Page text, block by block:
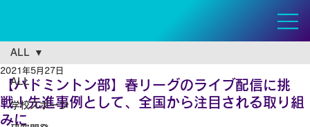
ALL
学校スポーツ
ALL
【バドミントン部】春リーグのライブ配信に挑
戦！先進事例として、全国から注目される取り組
みに
2021年5月27日